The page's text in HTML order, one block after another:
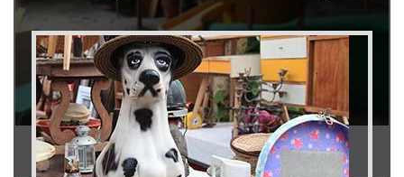
Débarras de grenier et cave 79